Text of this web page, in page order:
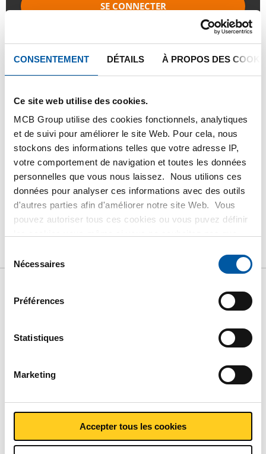
CONSENTEMENT DÉTAILS À PROPOS DES
Ce site web utilise des cookies.
MCB Group utilise des cookies fonctionnels, analytiques
et de suivi pour améliorer le site Web. Pour cela, nous
stockons des informations telles que votre adresse IP,
votre comportement de navigation et toutes les données
personnelles que vous nous laissez. Nous utilions ces
données pour analyser ces informations avec des outils
d'autres parties afin d'améliorer notre site Web. Vous
pouvez autoriser tous ces cookies ou vous puvez définir
plus d'informations sur les cookies que nous conservons
et les parties avec lesquelles nous travaillons dans notre
règlementICI
du Nécessaires
Préférences
Statistiques
Marketing
Accepter tous les cookies
SE CONNECTER
Veuillez vous connecter afin de pouvoir passer
Suivez votre commande avec Track&Trace
PRODUIT
DESCRIPTION DU PRODUIT
LISTE DE PRIX BRUT
TÉLÉCHARGEMENTS
Liste de prix bruts:
Tôle/feuillard laminée à
chaud S235JR <=10 mm
Prix en euro par 0 KG
MONTRER PLUS